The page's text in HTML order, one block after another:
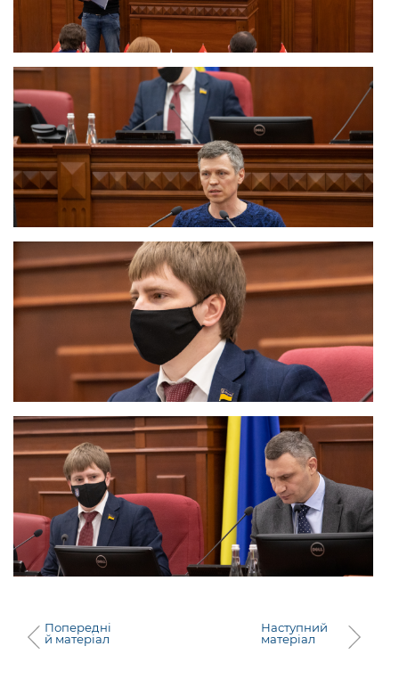
Попередні
й матеріал
Наступний
матеріал